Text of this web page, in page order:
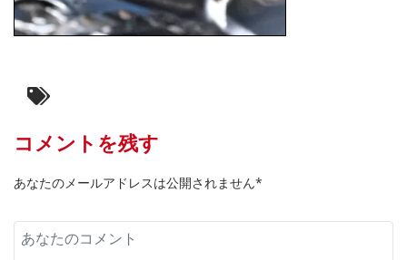
コメントを残す
あなたのメールアドレスは公開されません*